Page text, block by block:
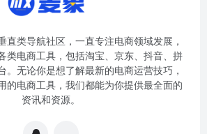
直类导航社区，一直专注电商领域发展，
类电商工具，包括淘宝、京东、抖音、拼
。无论你是想了解最新的电商运营技巧，
的电商工具，我们都能为你提供最全面的
资讯和资源。